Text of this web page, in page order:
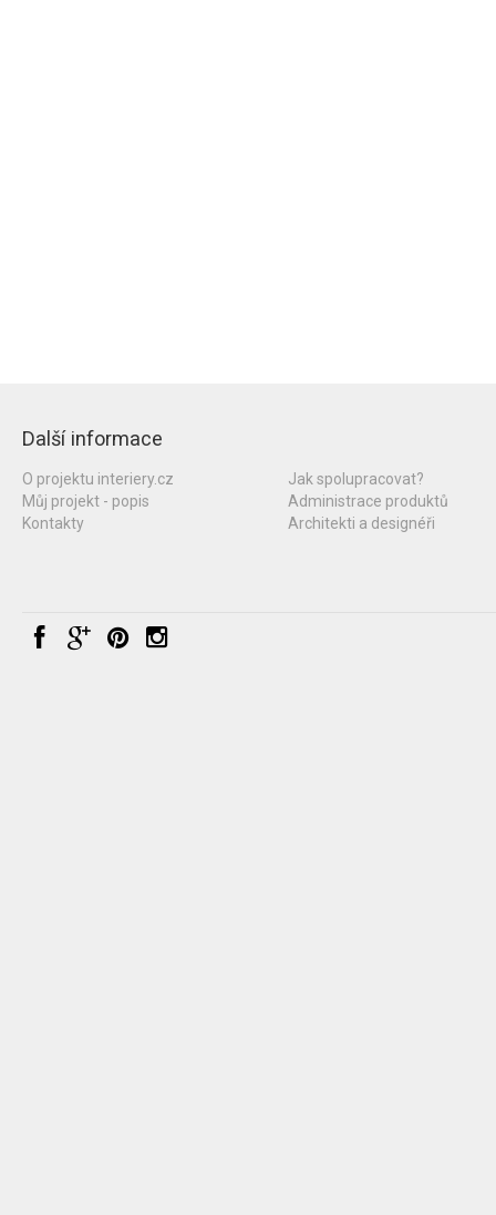
Další informace
O projektu interiery.cz
Můj projekt - popis
Kontakty
Jak spolupracovat?
Administrace produktů
Architekti a designéři